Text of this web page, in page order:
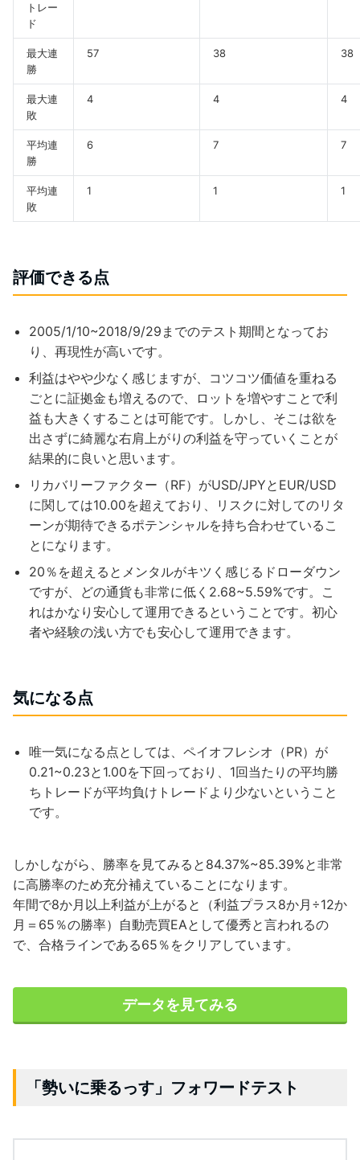
トレー
ド
最大連
勝
57 38 38
最大連
敗
4 4 4
平均連
勝
6 7 7
平均連
敗
1 1 1
評価できる点
2005/1/10~2018/9/29までのテスト期間となってお
り、再現性が高いです。
利益はやや少なく感じますが、コツコツ価値を重ねる
ごとに証拠金も増えるので、ロットを増やすことで利
益も大きくすることは可能です。しかし、そこは欲を
出さずに綺麗な右肩上がりの利益を守っていくことが
結果的に良いと思います。
リカバリーファクター（RF）がUSD/JPYとEUR/USD
に関しては10.00を超えており、リスクに対してのリタ
ーンが期待できるポテンシャルを持ち合わせているこ
とになります。
20％を超えるとメンタルがキツく感じるドローダウン
ですが、どの通貨も非常に低く2.68~5.59%です。こ
れはかなり安心して運用できるということです。初心
者や経験の浅い方でも安心して運用できます。
気になる点
唯一気になる点としては、ペイオフレシオ（PR）が
0.21~0.23と1.00を下回っており、1回当たりの平均勝
ちトレードが平均負けトレードより少ないということ
です。
しかしながら、勝率を見てみると84.37%~85.39%と非常
に高勝率のため充分補えていることになります。
年間で8か月以上利益が上がると（利益プラス8か月÷12か
月＝65％の勝率）自動売買EAとして優秀と言われるの
で、合格ラインである65％をクリアしています。
データを見てみる
「勢いに乗るっす」フォワードテスト